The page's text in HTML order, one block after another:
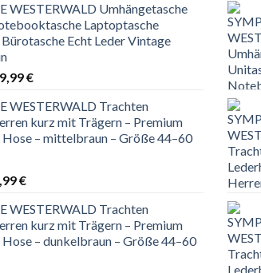
WESTERWALD Umhängetasche
Laptoptasche
Echt Leder Vintage
€
€Aktueller
ist:
199,99 €.
WESTERWALD Trachten
kurz mit Trägern – Premium
– mittelbraun – Größe 44–60
€
€Aktueller
ist:
64,99 €.
WESTERWALD Trachten
kurz mit Trägern – Premium
– dunkelbraun – Größe 44–60